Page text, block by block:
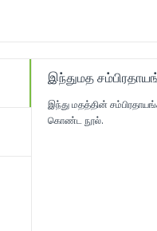
இந்துமத
இந்து மதத்தின்
கொண்ட நூல்.